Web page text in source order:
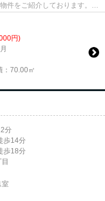
件をご紹介しております。
円)
：70.00㎡
分
歩14分
歩18分
目
室